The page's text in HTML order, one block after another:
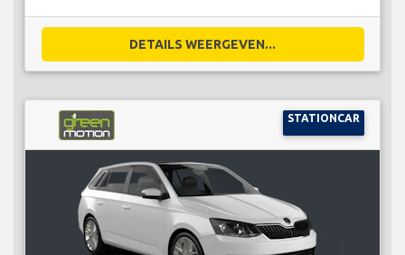
DETAILS WEERGEVEN...
STATIONCAR